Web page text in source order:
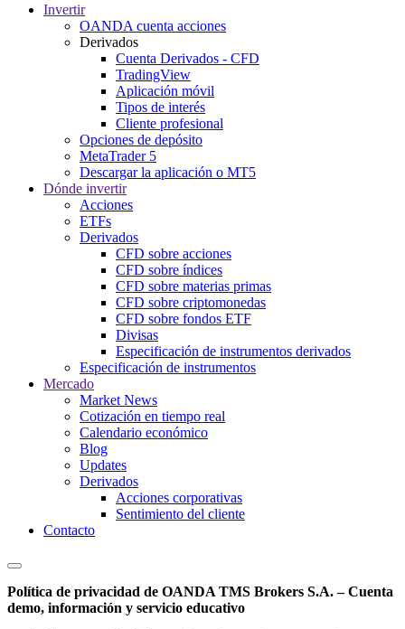
Invertir
OANDA cuenta acciones
Derivados
Cuenta Derivados - CFD
TradingView
Aplicación móvil
Tipos de interés
Cliente profesional
Opciones de depósito
MetaTrader 5
Descargar la aplicación o MT5
Dónde invertir
Acciones
ETFs
Derivados
CFD sobre acciones
CFD sobre índices
CFD sobre materias primas
CFD sobre criptomonedas
CFD sobre fondos ETF
Divisas
Especificación de instrumentos derivados
Especificación de instrumentos
Mercado
Market News
Cotización en tiempo real
Calendario económico
Blog
Updates
Derivados
Acciones corporativas
Sentimiento del cliente
Contacto
Política de privacidad de OANDA TMS Brokers S.A. – Cuenta
demo, información y servicio educativo